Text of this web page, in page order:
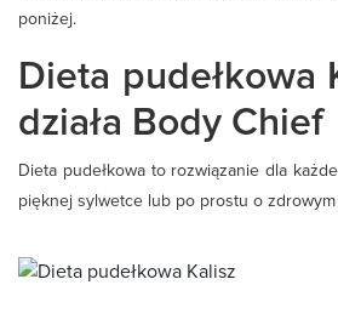
poniżej.
Dieta pudełkowa
działa Body Chief
Dieta pudełkowa to rozwiązanie dla
pięknej sylwetce lub po prostu o zdrowym